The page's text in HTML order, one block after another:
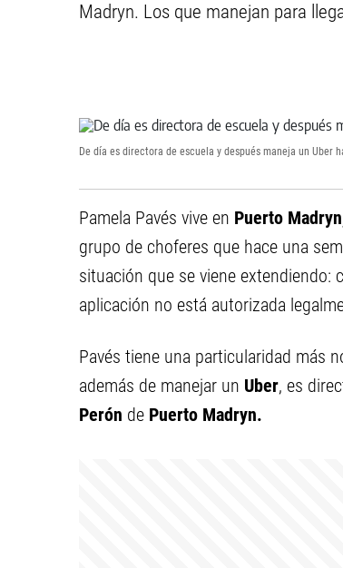
Madryn. Los que manejan para
De día es directora de escuela y después maneja un Uber
Pamela Pavés vive en Puerto
grupo de choferes que hace una
situación que se viene extendiendo:
aplicación no está autorizada
Pavés tiene una particularidad más
además de manejar un Uber, es
Perón de Puerto Madryn.